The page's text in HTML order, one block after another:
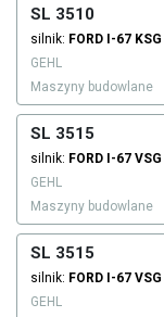
SL 3510
silnik: FORD I-67 KSG
GEHL
Maszyny budowlane
SL 3515
silnik: FORD I-67 VSG
GEHL
Maszyny budowlane
SL 3515
silnik: FORD I-67 VSG
GEHL